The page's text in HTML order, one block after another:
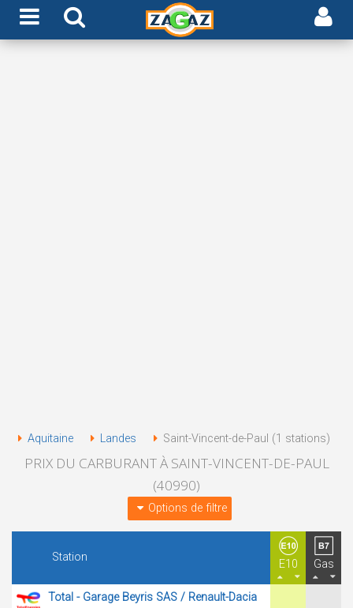
Aquitaine Landes Saint-Vincent-de-Paul (1 stations)
PRIX DU CARBURANT À SAINT-VINCENT-DE-PAUL
(40990)
Options de filtre
Station
E10 Gas
Total - Garage Beyris SAS / Renault-Dacia